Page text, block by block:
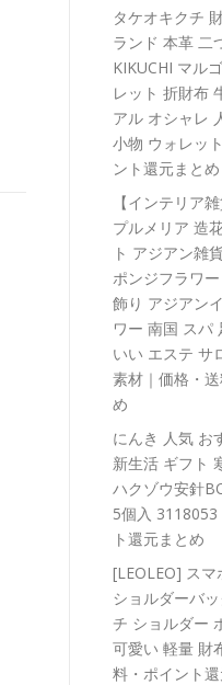
タケオキクチ
ランド 本革 二
KIKUCHI マル
レット 折財布
アル オシャレ
小物 ウォレッ
ント還元まとめ
【インテリア
プルメリア 造
ト アジアン雑
ポンジフラワ
飾り アジアン
ワー 南国 スパ
いい エステ サ
素材｜価格・
め
にんき 人気 お
新生活 ギフト
ハクゾウ安針
5個入
ト還元まとめ
[LEOLEO] スマ
ショルダーバ
チ ショルダー
可愛い 軽量 財
料・ポイント